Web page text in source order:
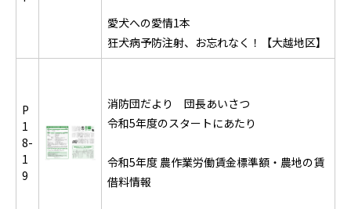
愛犬への愛情1本
狂犬病予防注射、お忘れなく！【大越地区】
P
1
8-
1
9
消防団だより 団長あいさつ
令和5年度のスタートにあたり
令和5年度 農作業労働賃金標準額・農地の賃
借料情報